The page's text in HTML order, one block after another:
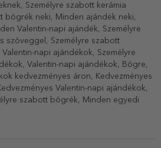
Személyre szabott kerámia
bögrék neki Minden ajándék neki
Valentin-napi ajándék
Személyre
szöveggel
Személyre szabott
Valentin-napi ajándékok
Személyre
Valentin-napi ajándékok Bögre
kedvezményes áron
Kedvezményes
Valentin-napi ajándékok
szabott bögrék
Minden egyedi